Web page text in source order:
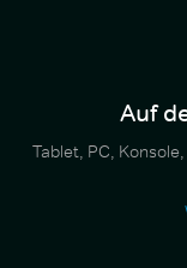
Auf
Tablet, PC,